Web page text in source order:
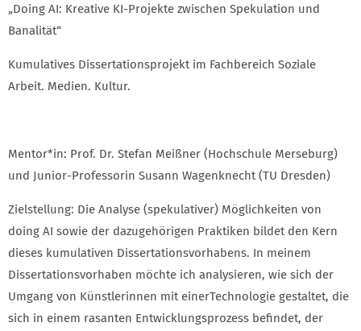
„Doing AI: Kreative KI-Projekte zwischen Spekulation und
Banalität“
Kumulatives Dissertationsprojekt im Fachbereich Soziale
Arbeit. Medien. Kultur.
Mentor*in: Prof. Dr. Stefan Meißner (Hochschule Merseburg)
und Junior-Professorin Susann Wagenknecht (TU Dresden)
Zielstellung: Die Analyse (spekulativer) Möglichkeiten von
doing AI sowie der dazugehörigen Praktiken bildet den Kern
dieses kumulativen Dissertationsvorhabens. In meinem
Dissertationsvorhaben möchte ich analysieren, wie sich der
Umgang von Künstlerinnen mit einerTechnologie gestaltet, die
sich in einem rasanten Entwicklungsprozess befindet, der